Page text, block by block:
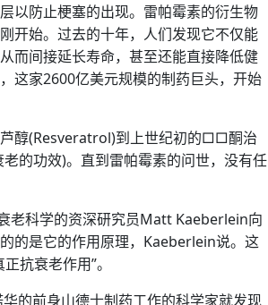
以防止梗塞的出现。雷帕霉素的衍生物
开始。过去的十年，人们发现它不仅能
而间接延长寿命，甚至还能直接降低健
这家2600亿美元规模的制药巨头，开始
醇(Resveratrol)到上世纪初的□□酮治
的功效)。直到雷帕霉素的问世，没有任
老科学的资深研究员Matt Kaeberlein向
的是它的作用原理，Kaeberlein说。这
抗衰老作用”。
的前身山德士制药工作的科学家就发现